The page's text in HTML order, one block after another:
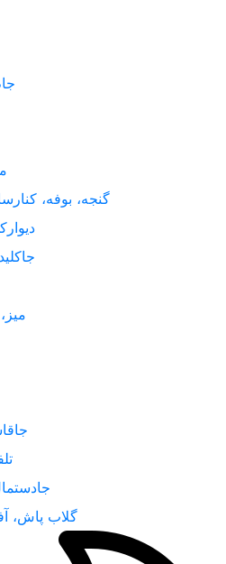
گنجه، بوفه،
گلاب پاش،